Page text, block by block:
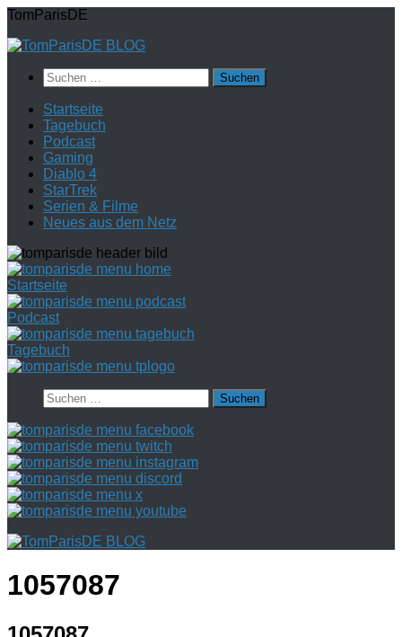
Zum
springen
TomParisDE
Suchen
nach:
Startseite
Tagebuch
Podcast
Gaming
Diablo 4
StarTrek
Serien & Filme
Neues aus dem Netz
Startseite
Podcast
Tagebuch
Suchen
nach:
1057087